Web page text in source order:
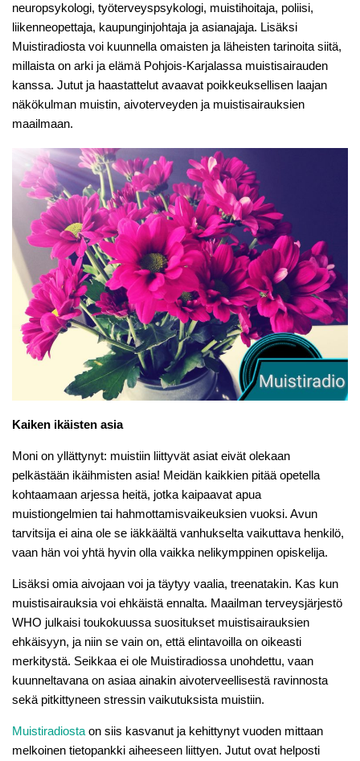
neuropsykologi, työterveyspsykologi, muistihoitaja, poliisi,
liikenneopettaja, kaupunginjohtaja ja asianajaja. Lisäksi
Muistiradiosta voi kuunnella omaisten ja läheisten tarinoita siitä,
millaista on arki ja elämä Pohjois-Karjalassa muistisairauden
kanssa. Jutut ja haastattelut avaavat poikkeuksellisen laajan
näkökulman muistin, aivoterveyden ja muistisairauksien
maailmaan.
Kaiken ikäisten asia
Moni on yllättynyt: muistiin liittyvät asiat eivät olekaan
pelkästään ikäihmisten asia! Meidän kaikkien pitää opetella
kohtaamaan arjessa heitä, jotka kaipaavat apua
muistiongelmien tai hahmottamisvaikeuksien vuoksi. Avun
tarvitsija ei aina ole se iäkkäältä vanhukselta vaikuttava henkilö,
vaan hän voi yhtä hyvin olla vaikka nelikymppinen opiskelija.
Lisäksi omia aivojaan voi ja täytyy vaalia, treenatakin. Kas kun
muistisairauksia voi ehkäistä ennalta. Maailman terveysjärjestö
WHO julkaisi toukokuussa suositukset muistisairauksien
ehkäisyyn, ja niin se vain on, että elintavoilla on oikeasti
merkitystä. Seikkaa ei ole Muistiradiossa unohdettu, vaan
kuunneltavana on asiaa ainakin aivoterveellisestä ravinnosta
sekä pitkittyneen stressin vaikutuksista muistiin.
Muistiradiosta on siis kasvanut ja kehittynyt vuoden mittaan
melkoinen tietopankki aiheeseen liittyen. Jutut ovat helposti